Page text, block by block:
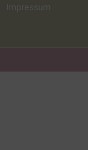
Impressum